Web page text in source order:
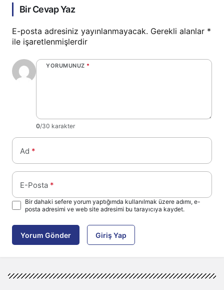
Bir Cevap Yaz
E-posta adresiniz yayınlanmayacak. Gerekli alanlar *
ile işaretlenmişlerdir
YORUMUNUZ *
0/30 karakter
Ad *
E-Posta *
Bir dahaki sefere yorum yaptığımda kullanılmak üzere adımı, e-
posta adresimi ve web site adresimi bu tarayıcıya kaydet.
Yorum Gönder Giriş Yap